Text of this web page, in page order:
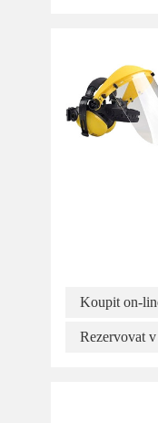
Koupit on-
Rezervovat